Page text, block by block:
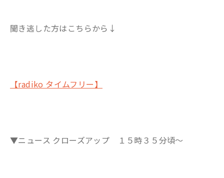
聞き逃した方はこちらから↓
【radiko タイムフリー】
▼ニュース クローズアップ １５時３５分頃～